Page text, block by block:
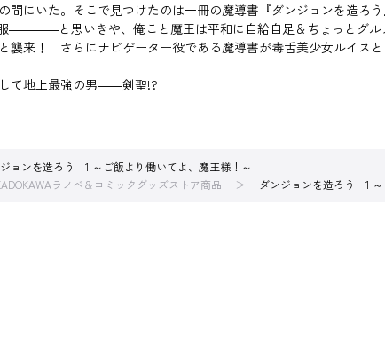
にいた。そこで見つけたのは一冊の魔導書『ダンジョンを造ろう
と思いきや、俺こと魔王は平和に自給自足＆ちょっとグル
襲来！ さらにナビゲーター役である魔導書が毒舌美少女ルイス
て地上最強の男――剣聖!?
ョンを造ろう 1 ～ご飯より働いてよ、魔王様！～
ラノベ＆コミックグッズストア商品 ダンジョンを造ろう 1 ～